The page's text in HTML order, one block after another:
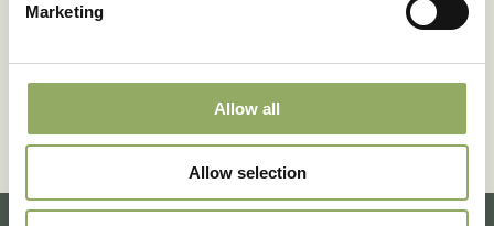
Marketing
Allow all
Allow selection